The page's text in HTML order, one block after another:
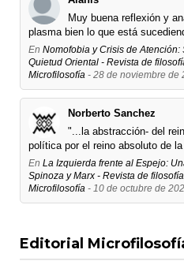
Muy buena reflexión y
plasma bien lo que está
En Nomofobia y Crisis de Atención:
Quietud Oriental - Revista de
Microfilosofía - 28 de noviembre de
Norberto Sanchez
"...la abstracción- del
política por el reino absoluto de
En La Izquierda frente al Espejo:
Spinoza y Marx - Revista de
Microfilosofía - 10 de octubre de
Editorial